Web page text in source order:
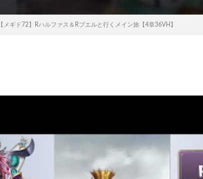
【メギド72】Rハルファス＆Rブエルと行くメイン旅【4章36VH】